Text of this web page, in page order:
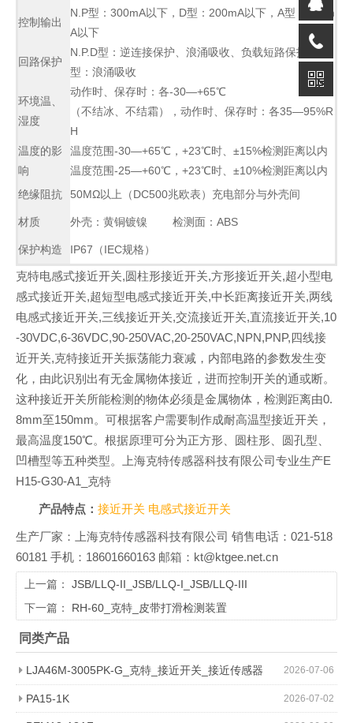
控制输出
N.P型：300mA以下，D型：200mA以下，A型：400m
A以下
回路保护
N.P.D型：逆连接保护、浪涌吸收、负载短路保护，A
型：浪涌吸收
环境温、
湿度
动作时、保存时：各-30—+65℃
（不结冰、不结霜），动作时、保存时：各35—95%R
H
温度的影
响
温度范围-30—+65℃，+23℃时、±15%检测距离以内
温度范围-25—+60℃，+23℃时、±10%检测距离以内
绝缘阻抗
50MΩ以上（DC500兆欧表）充电部分与外壳间
材质 外壳：黄铜镀镍 检测面：ABS
保护构造 IP67（IEC规格）
克特电感式接近开关,圆柱形接近开关,方形接近开关,超小型电
感式接近开关,超短型电感式接近开关,中长距离接近开关,两线
电感式接近开关,三线接近开关,交流接近开关,直流接近开关,10
-30VDC,6-36VDC,90-250VAC,20-250VAC,NPN,PNP,四线接
近开关,克特接近开关振荡能力衰减，内部电路的参数发生变
化，由此识别出有无金属物体接近，进而控制开关的通或断。
这种接近开关所能检测的物体必须是金属物体，检测距离由0.
8mm至150mm。可根据客户需要制作成耐高温型接近开关，
最高温度150℃。根据原理可分为正方形、圆柱形、圆孔型、
凹槽型等五种类型。上海克特传感器科技有限公司专业生产E
H15-G30-A1_克特
产品特点：接近开关 电感式接近开关
生产厂家：上海克特传感器科技有限公司 销售电话：021-518
60181 手机：18601660163 邮箱：kt@ktgee.net.cn
上一篇： JSB/LLQ-II_JSB/LLQ-I_JSB/LLQ-III
下一篇： RH-60_克特_皮带打滑检测装置
同类产品
2026-07-06
LJA46M-3005PK-G_克特_接近开关_接近传感器
2026-07-02
PA15-1K